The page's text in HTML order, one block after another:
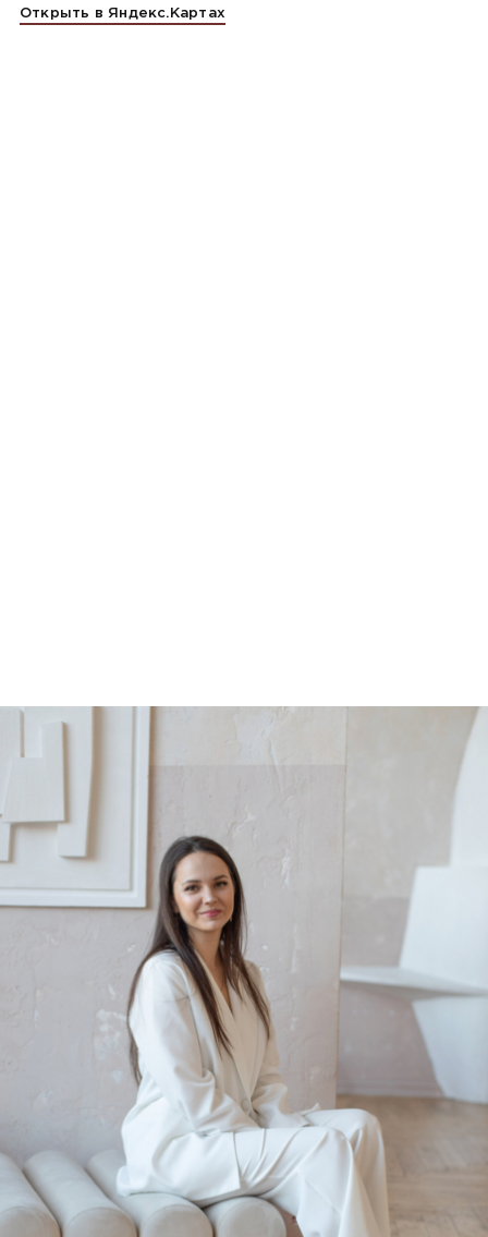
Открыть в Яндекс.Картах